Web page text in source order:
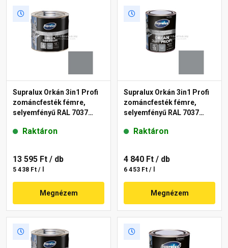
Supralux Orkán 3in1 Profi
zománcfesték fémre,
selyemfényű RAL 7037
Raktáron
13 595 Ft / db
5 438 Ft / l
Megnézem
Supralux Orkán 3in1 Profi
zománcfesték fémre,
selyemfényű RAL 7037
Raktáron
4 840 Ft / db
6 453 Ft / l
Megnézem